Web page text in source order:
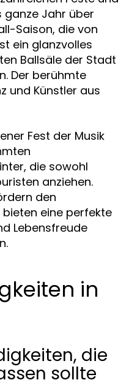
Jahr über
Saison, die von
ein glanzvolles
Ballsäle der Stadt
Der berühmte
und Künstler aus
Fest der Musik
die sowohl
anziehen.
den
eine perfekte
Lebensfreude
in
die
sollte